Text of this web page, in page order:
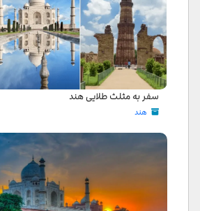
سفر به مثلث طلایی هند
هند